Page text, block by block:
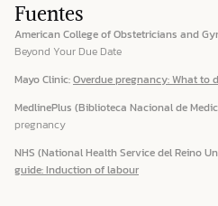
Fuentes
American College of Obstetricians and
Beyond Your Due Date
Mayo Clinic:Overdue pregnancy: What to
MedlinePlus (Biblioteca Nacional de
pregnancy
NHS (National Health Service del Reino
guide: Induction of labour